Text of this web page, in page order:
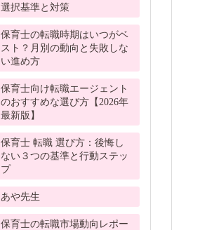
選択基準と対策
保育士の転職時期はいつがベ
スト？月別の動向と失敗しな
い進め方
保育士向け転職エージェント
のおすすめな選び方【2026年
最新版】
保育士 転職 選び方：後悔し
ない３つの基準と行動ステッ
プ
あや先生
保育士の転職市場動向レポー